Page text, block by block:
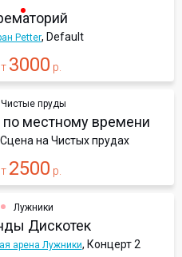
Petter, Default
3000 р.
Чистые пруды
местному времени
на Чистых прудах
2500 р.
Лужники
Дискотек
арена Лужники, Концерт 2